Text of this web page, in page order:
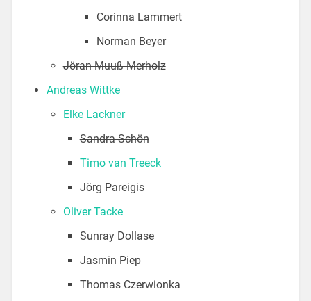
Corinna Lammert
Norman Beyer
Jöran Muuß-Merholz
Andreas Wittke
Elke Lackner
Sandra Schön
Timo van Treeck
Jörg Pareigis
Oliver Tacke
Sunray Dollase
Jasmin Piep
Thomas Czerwionka